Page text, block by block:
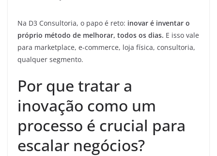
Na D3 Consultoria, o papo é reto: inovar é inventar o
próprio método de melhorar, todos os dias. E isso vale
para marketplace, e-commerce, loja física, consultoria,
qualquer segmento.
Por que tratar a
inovação como um
processo é crucial para
escalar negócios?